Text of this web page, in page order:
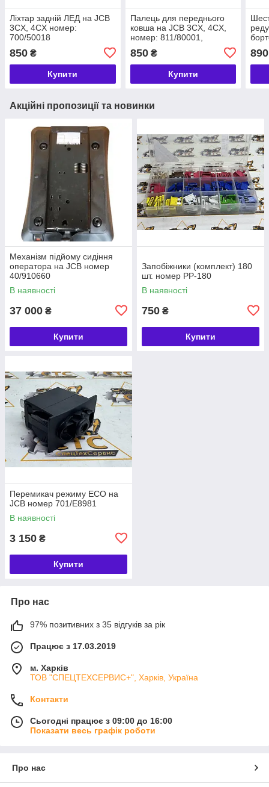
Ліхтар задній ЛЕД на JCB
3CX, 4CX номер:
700/50018
850 ₴
Купити
Палець для переднього
ковша на JCB 3CX, 4CX,
номер: 811/80001,
850₴
Купити
890
Акційні пропозиції та новинки
Механізм підйому сидіння
оператора на JCB номер
40/910660
В наявності
37 000 ₴
Купити
Запобіжники (комплект) 180
шт. номер PP-180
В наявності
750 ₴
Купити
Перемикач режиму ECO на
JCB номер 701/E8981
В наявності
3 150 ₴
Купити
Про нас
97% позитивних з 35 відгуків за рік
Працює з 17.03.2019
м. Харків
ТОВ "СПЕЦТЕХСЕРВИС+", Харків, Україна
Контакти
Сьогодні працює з 09:00 до 16:00
Показати весь графік роботи
Про нас